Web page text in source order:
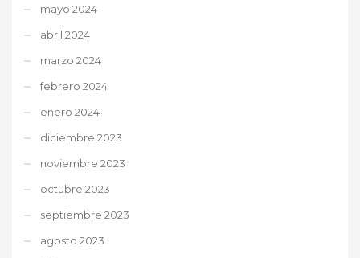
mayo 2024
abril 2024
marzo 2024
febrero 2024
enero 2024
diciembre 2023
noviembre 2023
octubre 2023
septiembre 2023
agosto 2023